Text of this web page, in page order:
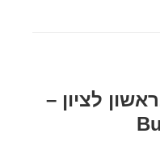
לציון –